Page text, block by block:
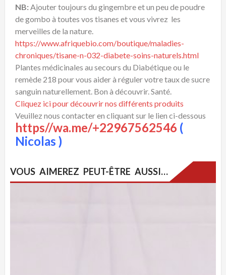
NB:Ajouter toujours du gingembre et un peu de poudre
de gombo à toutes vos tisanes et vous vivrez les
merveilles de la nature.
https://www.afriquebio.com/boutique/maladies-
chroniques/tisane-n-032-diabete-soins-naturels.html
Plantes médicinales au secours du Diabétique ou le
remède 218 pour vous aider à réguler votre taux de sucre
sanguin naturellement. Bon à découvrir. Santé.
Cliquez ici pour découvrir nos différents produits
Veuillez nous contacter en cliquant sur le lien ci-dessous
https//wa.me/+22967562546 (
Nicolas )
VOUS AIMEREZ PEUT-ÊTRE AUSSI…